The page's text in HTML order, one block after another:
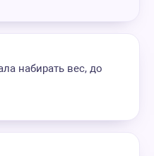
набирать вес, до